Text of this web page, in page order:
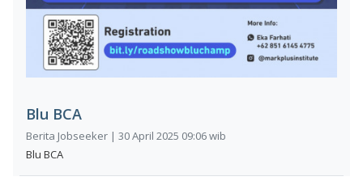
Blu BCA
Berita Jobseeker | 30 April 2025 09:06 wib
Blu BCA